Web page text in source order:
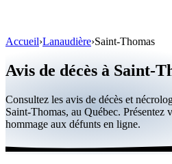
Personnalités publiques
Québec
Canada
International
Accueil›Lanaudière›Saint-Thomas
Avis de décès à Saint-
Consultez les avis de décès et
Saint-Thomas, au Québec. Présentez
hommage aux défunts en ligne.